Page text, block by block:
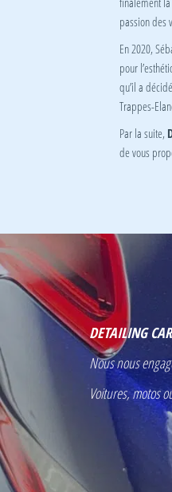
passion des
En 2020,
pour
qu’il a
Trappes-
Par la suite,
de vous
DETAILING
Nous nous
Voitures, motos